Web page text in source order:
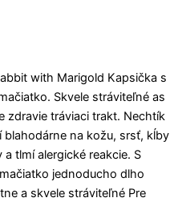
with Marigold Kapsička s
Skvele stráviteľné as
zdravie tráviaci trakt. Nechtík
na kožu, srsť, kĺby
tlmí alergické reakcie. S
jednoducho dlho
a skvele stráviteľné Pre